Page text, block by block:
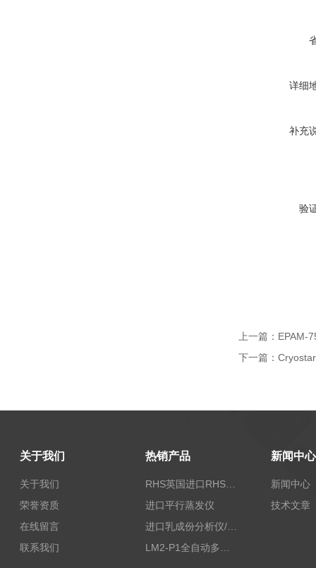
详细
补充
验
上一篇： EPAM-
下一篇：
关于我们
关于我们
荣誉资质
在线留言
联系我们
热销产品
RHS英国进口RHS植物标准比色卡
进口平行蒸发仪
进口乳成份分析仪/乳品分析仪
新闻中心
新闻中心
技术文章